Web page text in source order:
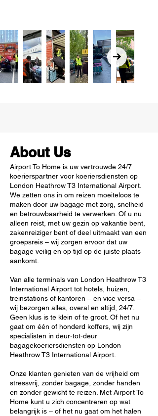
About Us
Airport To Home is uw vertrouwde 24/7
koerierspartner voor koeriersdiensten op
London Heathrow T3 International Airport.
We zetten ons in om reizen moeiteloos te
maken door uw bagage met zorg, snelheid
en betrouwbaarheid te verwerken. Of u nu
alleen reist, met uw gezin op vakantie bent,
zakenreiziger bent of deel uitmaakt van een
groepsreis – wij zorgen ervoor dat uw
bagage veilig en op tijd op de juiste plaats
aankomt.
Van alle terminals van London Heathrow T3
International Airport tot hotels, huizen,
treinstations of kantoren – en vice versa –
wij bezorgen alles, overal en altijd, 24/7.
Geen klus is te klein of te groot. Of het nu
gaat om één of honderd koffers, wij zijn
specialisten in deur-tot-deur
bagagekoeriersdiensten op London
Heathrow T3 International Airport.
Onze klanten genieten van de vrijheid om
stressvrij, zonder bagage, zonder handen
en zonder gewicht te reizen. Met Airport To
Home kunt u zich concentreren op wat
belangrijk is – of het nu gaat om het halen